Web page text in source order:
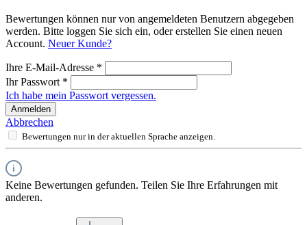
Bewertungen können nur von angemeldeten Benutzern abgegeben
werden. Bitte loggen Sie sich ein, oder erstellen Sie einen neuen
Account. Neuer Kunde?
Ihre E-Mail-Adresse *
Ihr Passwort *
Ich habe mein Passwort vergessen.
Anmelden
Abbrechen
Bewertungen nur in der aktuellen Sprache anzeigen.
Keine Bewertungen gefunden. Teilen Sie Ihre Erfahrungen mit
anderen.